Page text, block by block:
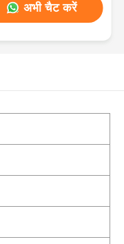
अभी चैट करें